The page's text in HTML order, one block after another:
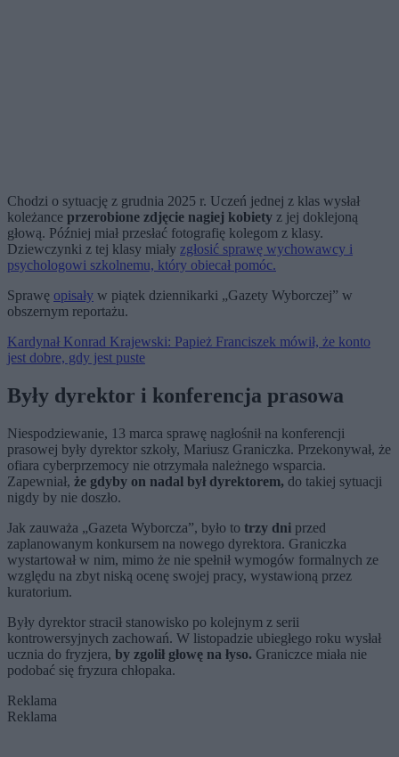
Chodzi o sytuację z grudnia 2025 r. Uczeń jednej z klas wysłał
koleżance przerobione zdjęcie nagiej kobiety z jej doklejoną
głową. Później miał przesłać fotografię kolegom z klasy.
Dziewczynki z tej klasy miały zgłosić sprawę wychowawcy i
psychologowi szkolnemu, który obiecał pomóc.
Sprawę opisały w piątek dziennikarki „Gazety Wyborczej” w
obszernym reportażu.
Kardynał Konrad Krajewski: Papież Franciszek mówił, że konto
jest dobre, gdy jest puste
Były dyrektor i konferencja prasowa
Niespodziewanie, 13 marca sprawę nagłośnił na konferencji
prasowej były dyrektor szkoły, Mariusz Graniczka. Przekonywał, że
ofiara cyberprzemocy nie otrzymała należnego wsparcia.
Zapewniał, że gdyby on nadal był dyrektorem, do takiej sytuacji
nigdy by nie doszło.
Jak zauważa „Gazeta Wyborcza”, było to trzy dni przed
zaplanowanym konkursem na nowego dyrektora. Graniczka
wystartował w nim, mimo że nie spełnił wymogów formalnych ze
względu na zbyt niską ocenę swojej pracy, wystawioną przez
kuratorium.
Były dyrektor stracił stanowisko po kolejnym z serii
kontrowersyjnych zachowań. W listopadzie ubiegłego roku wysłał
ucznia do fryzjera, by zgolił głowę na łyso. Graniczce miała nie
podobać się fryzura chłopaka.
Reklama
Reklama